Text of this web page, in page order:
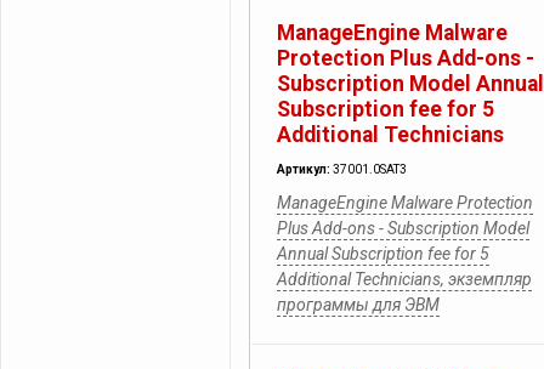
ManageEngine Malware
Protection Plus Add-ons -
Subscription Model Annual
Subscription fee for 5
Additional Technicians
Артикул: 37001.0SAT3
ManageEngine Malware Protection
Plus Add-ons - Subscription Model
Annual Subscription fee for 5
Additional Technicians, экземпляр
программы для ЭВМ